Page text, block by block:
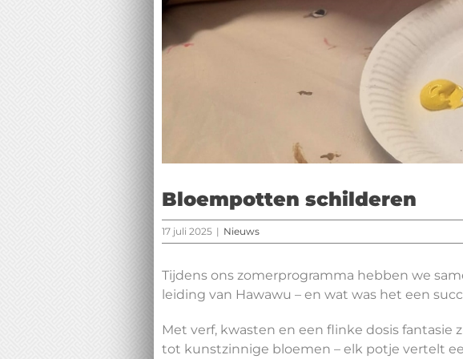
Bloempotten schilderen
17 juli 2025 | Nieuws
Tijdens ons zomerprogramma hebben we
leiding van Hawawu – en wat was het een
Met verf, kwasten en een flinke dosis
tot kunstzinnige bloemen – elk potje vertelt